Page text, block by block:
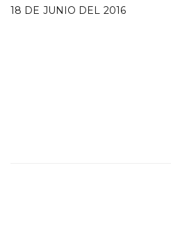
18 DE JUNIO DEL 2016